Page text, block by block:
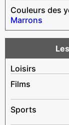
Couleurs des
Marrons
Loisirs
Films
Sports